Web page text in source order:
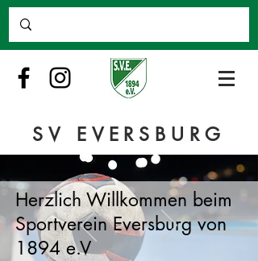
SV EVERSBURG
Herzlich Willkommen beim
Sportverein Eversburg von
1894 e.V